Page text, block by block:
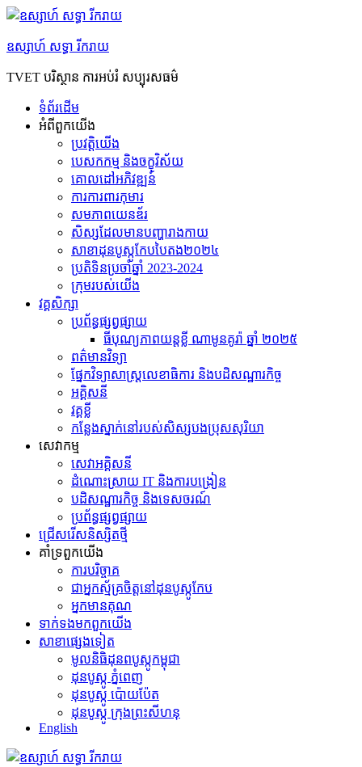
Skip
content
ឧស្សាហ៍ សទ្ធា រីករាយ
TVET បរិស្ថាន ការអប់រំ សប្បុរសធម៌
ទំព័រដើម
អំពី​ពួក​យើង
ប្រវត្តិយើង
បេសកកម្ម និងចក្ខុវិស័យ
គោលដៅអភិវឌ្ឍន៍
ការការពារកុមារ
សមភាព​យេនឌ័រ
សិស្សដែលមានបញ្ហារាងកាយ
សាខាដុនបូស្កូកែបបៃតង២០២៤
ប្រតិទិនប្រចាំឆ្នាំ 2023-2024
ក្រុម​របស់​យើង
វគ្គសិក្សា
ប្រព័ន្ធផ្សព្វផ្សាយ
ធីបុណ្យភាពយន្តខ្លី ណាមូនគូរ៉ា ឆ្នាំ ២០២៥
ព​ត៌​មាន​វិទ្យា
ផ្នែកវិទ្យាសាស្រ្តលេខាធិការ និងបដិសណ្ឋារកិច្ច
អគ្គិសនី
វគ្គខ្លី
កន្លែងស្នាក់នៅរបស់សិស្សបងប្រុសសុរិយា
សេវាកម្ម
សេវាអគ្គិសនី
ដំណោះស្រាយ IT និងការបង្រៀន
បដិសណ្ឋារកិច្ច និងទេសចរណ៍
ប្រព័ន្ធផ្សព្វផ្សាយ
ជ្រើសរើសនិស្សិតថ្មី
គាំទ្រពួកយើង
ការបរិច្ចាគ
ជាអ្នកស្ម័គ្រចិត្តនៅដុនបូស្កូកែប
អ្នកមានគុណ
ទាក់ទង​មក​ពួក​យើង
សាខាផ្សេងទៀត
មូលនិធិដុនពបូស្កូកម្ពុជា
ដុនបូស្កូ ភ្នំពេញ
ដុនបូស្កូ ប៉ោយប៉ែត
ដុនបូស្កូ ក្រុងព្រះសីហនុ
English